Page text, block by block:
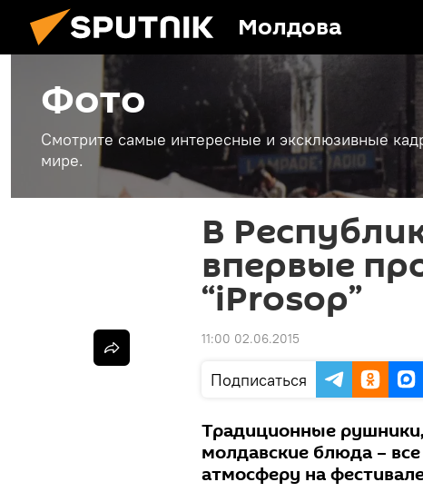
Молдова
Фото
Смотрите самые интересные и эксклюзивные
мире.
В
впервые
“iProsop”
11:00 02.06.2015
Подписаться
Традиционные
молдавские блюда –
атмосферу на